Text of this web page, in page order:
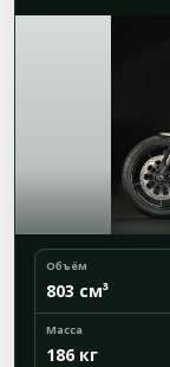
Объём
803 см³
Масса
186 кг